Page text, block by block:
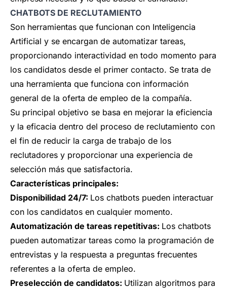
CHATBOTS DE RECLUTAMIENTO
Son herramientas que funcionan con Inteligencia
Artificial y se encargan de automatizar tareas,
proporcionando interactividad en todo momento para
los candidatos desde el primer contacto. Se trata de
una herramienta que funciona con información
general de la oferta de empleo de la compañía.
Su principal objetivo se basa en mejorar la eficiencia
y la eficacia dentro del proceso de reclutamiento con
el fin de reducir la carga de trabajo de los
reclutadores y proporcionar una experiencia de
selección más que satisfactoria.
Características principales:
Disponibilidad 24/7: Los chatbots pueden interactuar
con los candidatos en cualquier momento.
Automatización de tareas repetitivas: Los chatbots
pueden automatizar tareas como la programación de
entrevistas y la respuesta a preguntas frecuentes
referentes a la oferta de empleo.
Preselección de candidatos: Utilizan algoritmos para